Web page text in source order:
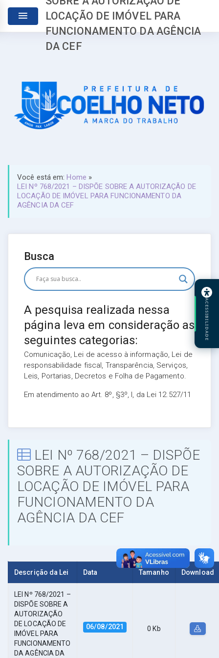
LOCAÇÃO DE IMÓVEL PARA
FUNCIONAMENTO DA AGÊNCIA
DA CEF
Você está em:Home »
LEI Nº 768/2021 – DISPÕE SOBRE A AUTORIZAÇÃO DE
LOCAÇÃO DE IMÓVEL PARA FUNCIONAMENTO DA
AGÊNCIA DA CEF
Busca
A pesquisa realizada nessa
página leva em consideração as
seguintes categorias:
Comunicação, Lei de acesso à informação, Lei de
responsabilidade fiscal, Transparência, Serviços,
Leis, Portarias, Decretos e Folha de Pagamento.
Em atendimento ao Art. 8º, §3º, I, da Lei 12.527/11
LEI Nº 768/2021 – DISPÕE
SOBRE A AUTORIZAÇÃO DE
LOCAÇÃO DE IMÓVEL PARA
FUNCIONAMENTO DA
AGÊNCIA DA CEF
Descrição da Lei Data Tamanho Download
LEI Nº 768/2021 –
DISPÕE SOBRE A
AUTORIZAÇÃO
DE LOCAÇÃO DE
IMÓVEL PARA
FUNCIONAMENTO
DA AGÊNCIA DA
06/08/2021 0 Kb
ACESSIBILIDADE